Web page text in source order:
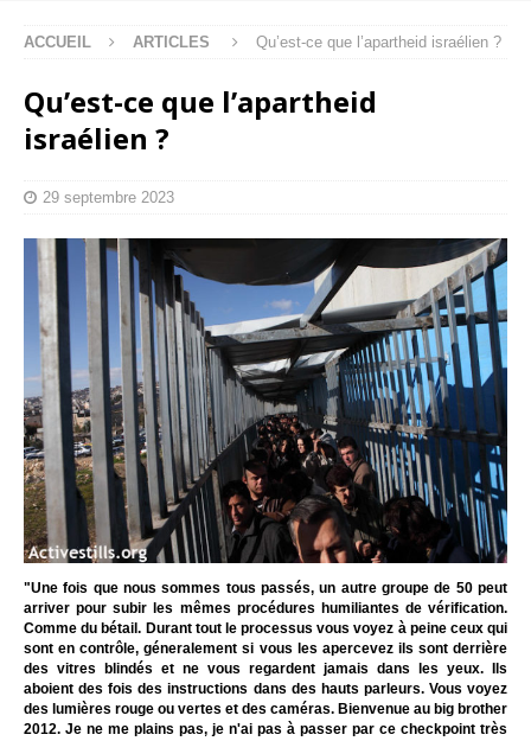
ACCUEIL ARTICLES Qu’est-ce que l’apartheid israélien ?
Qu’est-ce que l’apartheid
israélien ?
29 septembre 2023
"Une fois que nous sommes tous passés, un autre groupe de 50 peut
arriver pour subir les mêmes procédures humiliantes de vérification.
Comme du bétail. Durant tout le processus vous voyez à peine ceux qui
sont en contrôle, géneralement si vous les apercevez ils sont derrière
des vitres blindés et ne vous regardent jamais dans les yeux. Ils
aboient des fois des instructions dans des hauts parleurs. Vous voyez
des lumières rouge ou vertes et des caméras. Bienvenue au big brother
2012. Je ne me plains pas, je n'ai pas à passer par ce checkpoint très